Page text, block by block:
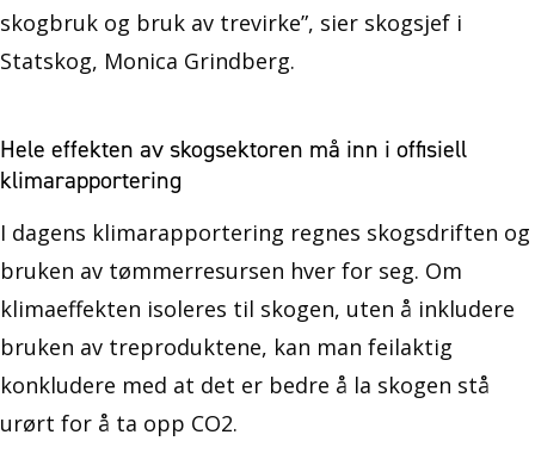
skogbruk og bruk av trevirke”, sier skogsjef i
Statskog, Monica Grindberg.
Hele effekten av skogsektoren må inn i offisiell
klimarapportering
I dagens klimarapportering regnes skogsdriften og
bruken av tømmerresursen hver for seg. Om
klimaeffekten isoleres til skogen, uten å inkludere
bruken av treproduktene, kan man feilaktig
konkludere med at det er bedre å la skogen stå
urørt for å ta opp CO2.